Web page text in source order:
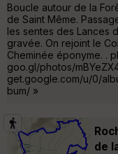
Boucle autour de la
de Saint Même.
les sentes des Lances
gravée. On rejoint le
Cheminée éponyme. .
goo.gl/photos/
get.google.com/u/0/
bum/ »
de